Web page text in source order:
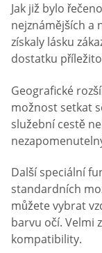
Jak již bylo
nejznámějších a
získaly lásku
dostatku
Geografické
možnost setkat
služební cestě
Další speciální
standardních
můžete vybrat
barvu očí. Velmi
kompatibility.